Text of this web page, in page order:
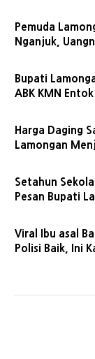
Pemuda
Nganjuk,
Bupati
ABK KMN
Harga Daging
Lamongan
Setahun
Pesan Bupati
Viral Ibu asal
Polisi Baik, Ini